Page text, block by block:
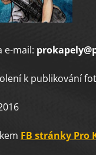
e-mail:
k publikování
FB stránky Pro